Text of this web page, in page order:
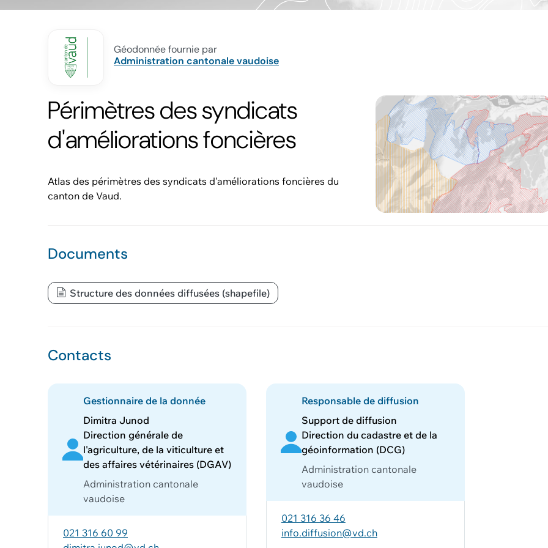
Géodonnée fournie par
Administration cantonale vaudoise
Périmètres des syndicats
d'améliorations foncières
Atlas des périmètres des syndicats d'améliorations foncières du
canton de Vaud.
Documents
Structure des données diffusées (shapefile)
Contacts
Gestionnaire de la donnée
Dimitra Junod
Direction générale de
l'agriculture, de la viticulture et
des affaires vétérinaires (DGAV)
Administration cantonale
vaudoise
021 316 60 99
Responsable de diffusion
Support de diffusion
Direction du cadastre et de la
géoinformation (DCG)
Administration cantonale
vaudoise
021 316 36 46
info.diffusion@vd.ch